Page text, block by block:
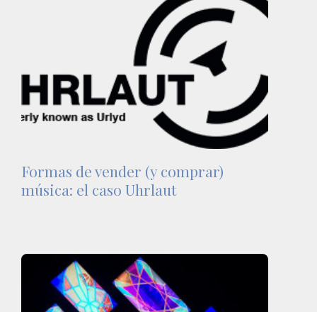
Formas de vender (y comprar)
música: el caso Uhrlaut